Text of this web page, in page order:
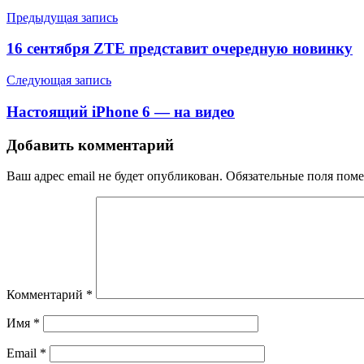
Предыдущая запись
16 сентября ZTE представит очередную новинку
Следующая запись
Настоящий iPhone 6 — на видео
Добавить комментарий
Ваш адрес email не будет опубликован. Обязательные поля
Комментарий *
Имя *
Email *